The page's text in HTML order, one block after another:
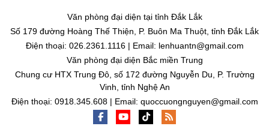
Văn phòng đại diện tại tỉnh Đắk Lắk
Số 179 đường Hoàng Thế Thiện, P. Buôn Ma Thuột, tỉnh Đắk Lắk
Điện thoại: 026.2361.1116 | Email: lenhuantn@gmail.com
Văn phòng đại diện Bắc miền Trung
Chung cư HTX Trung Đô, số 172 đường Nguyễn Du, P. Trường
Vinh, tỉnh Nghệ An
Điện thoại: 0918.345.608 | Email: quoccuongnguyen@gmail.com